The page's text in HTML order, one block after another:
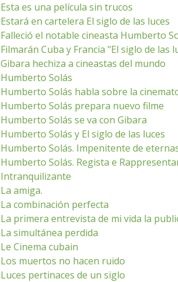
Esta es una película sin trucos
Estará en cartelera El siglo de las luces
Falleció el notable cineasta Humberto
Filmarán Cuba y Francia "El siglo de las
Gibara hechiza a cineastas del mundo
Humberto Solás
Humberto Solás habla sobre la
Humberto Solás prepara nuevo filme
Humberto Solás se va con Gibara
Humberto Solás y El siglo de las luces
Humberto Solás. Impenitente de
Humberto Solás. Regista e
Intranquilizante
La amiga.
La combinación perfecta
La primera entrevista de mi vida la
La simultánea perdida
Le Cinema cubain
Los muertos no hacen ruido
Luces pertinaces de un siglo